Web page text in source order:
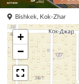
Bishkek, Kok-Zhar
+
−